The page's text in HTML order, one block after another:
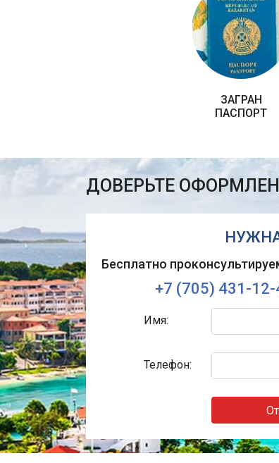
ЗАГРАН
ПАСПОРТ
ДОВЕРЬТЕ
Бесплатно
+7 (705) 431-12-
Имя:
Телефон: